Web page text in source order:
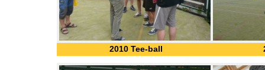
2010 Tee-ball